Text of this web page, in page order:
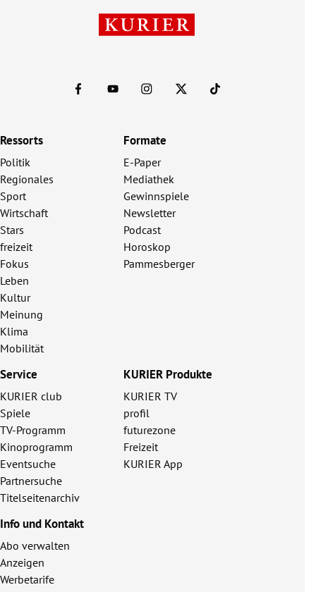
Ressorts
Politik
Regionales
Sport
Wirtschaft
Stars
freizeit
Fokus
Leben
Kultur
Meinung
Klima
Mobilität
Formate
E-Paper
Mediathek
Gewinnspiele
Newsletter
Podcast
Horoskop
Pammesberger
Service
KURIER club
Spiele
TV-Programm
Kinoprogramm
Eventsuche
Partnersuche
Titelseitenarchiv
KURIER Produkte
KURIER TV
profil
futurezone
Freizeit
KURIER App
Info und Kontakt
Abo verwalten
Anzeigen
Werbetarife